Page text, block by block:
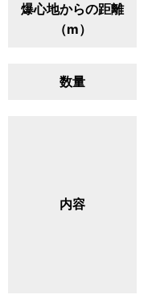
爆心地からの距離
（m）
数量
内容